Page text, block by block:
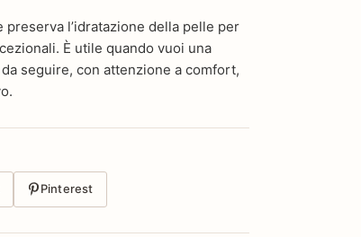
preserva l’idratazione della pelle per
È utile quando vuoi una
seguire, con attenzione a comfort,
Pinterest